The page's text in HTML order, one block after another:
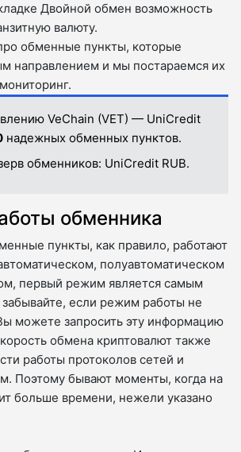
Двойной обмен возможность
валюту.
обменные пункты, которые
направлением и мы постараемся их
VeChain (VET) — UniCredit
надежных обменных пунктов.
обменников: UniCredit RUB.
обменника
пункты, как правило, работают
полуавтоматическом
первый режим является самым
если режим работы не
можете запросить эту информацию
обмена криптовалют также
работы протоколов сетей и
Поэтому бывают моменты, когда на
больше времени, нежели указано